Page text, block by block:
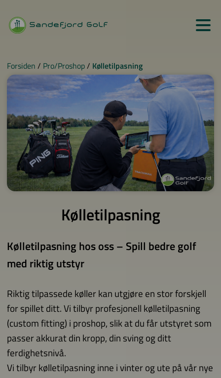
Forsiden / Pro/Proshop/ Kølletilpasning
Kølletilpasning
Kølletilpasning hos oss – Spill bedre golf
med riktig utstyr
Riktig tilpassede køller kan utgjøre en stor forskjell
for spillet ditt. Vi tilbyr profesjonell kølletilpasning
(custom fitting) i proshop, slik at du får utstyret som
passer akkurat din kropp, din sving og ditt
ferdighetsnivå.
Vi tilbyr kølletilpasning inne i vinter og ute på vår nye